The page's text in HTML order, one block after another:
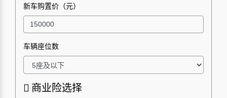
新车购置价（元）
车辆座位数
商业险选择